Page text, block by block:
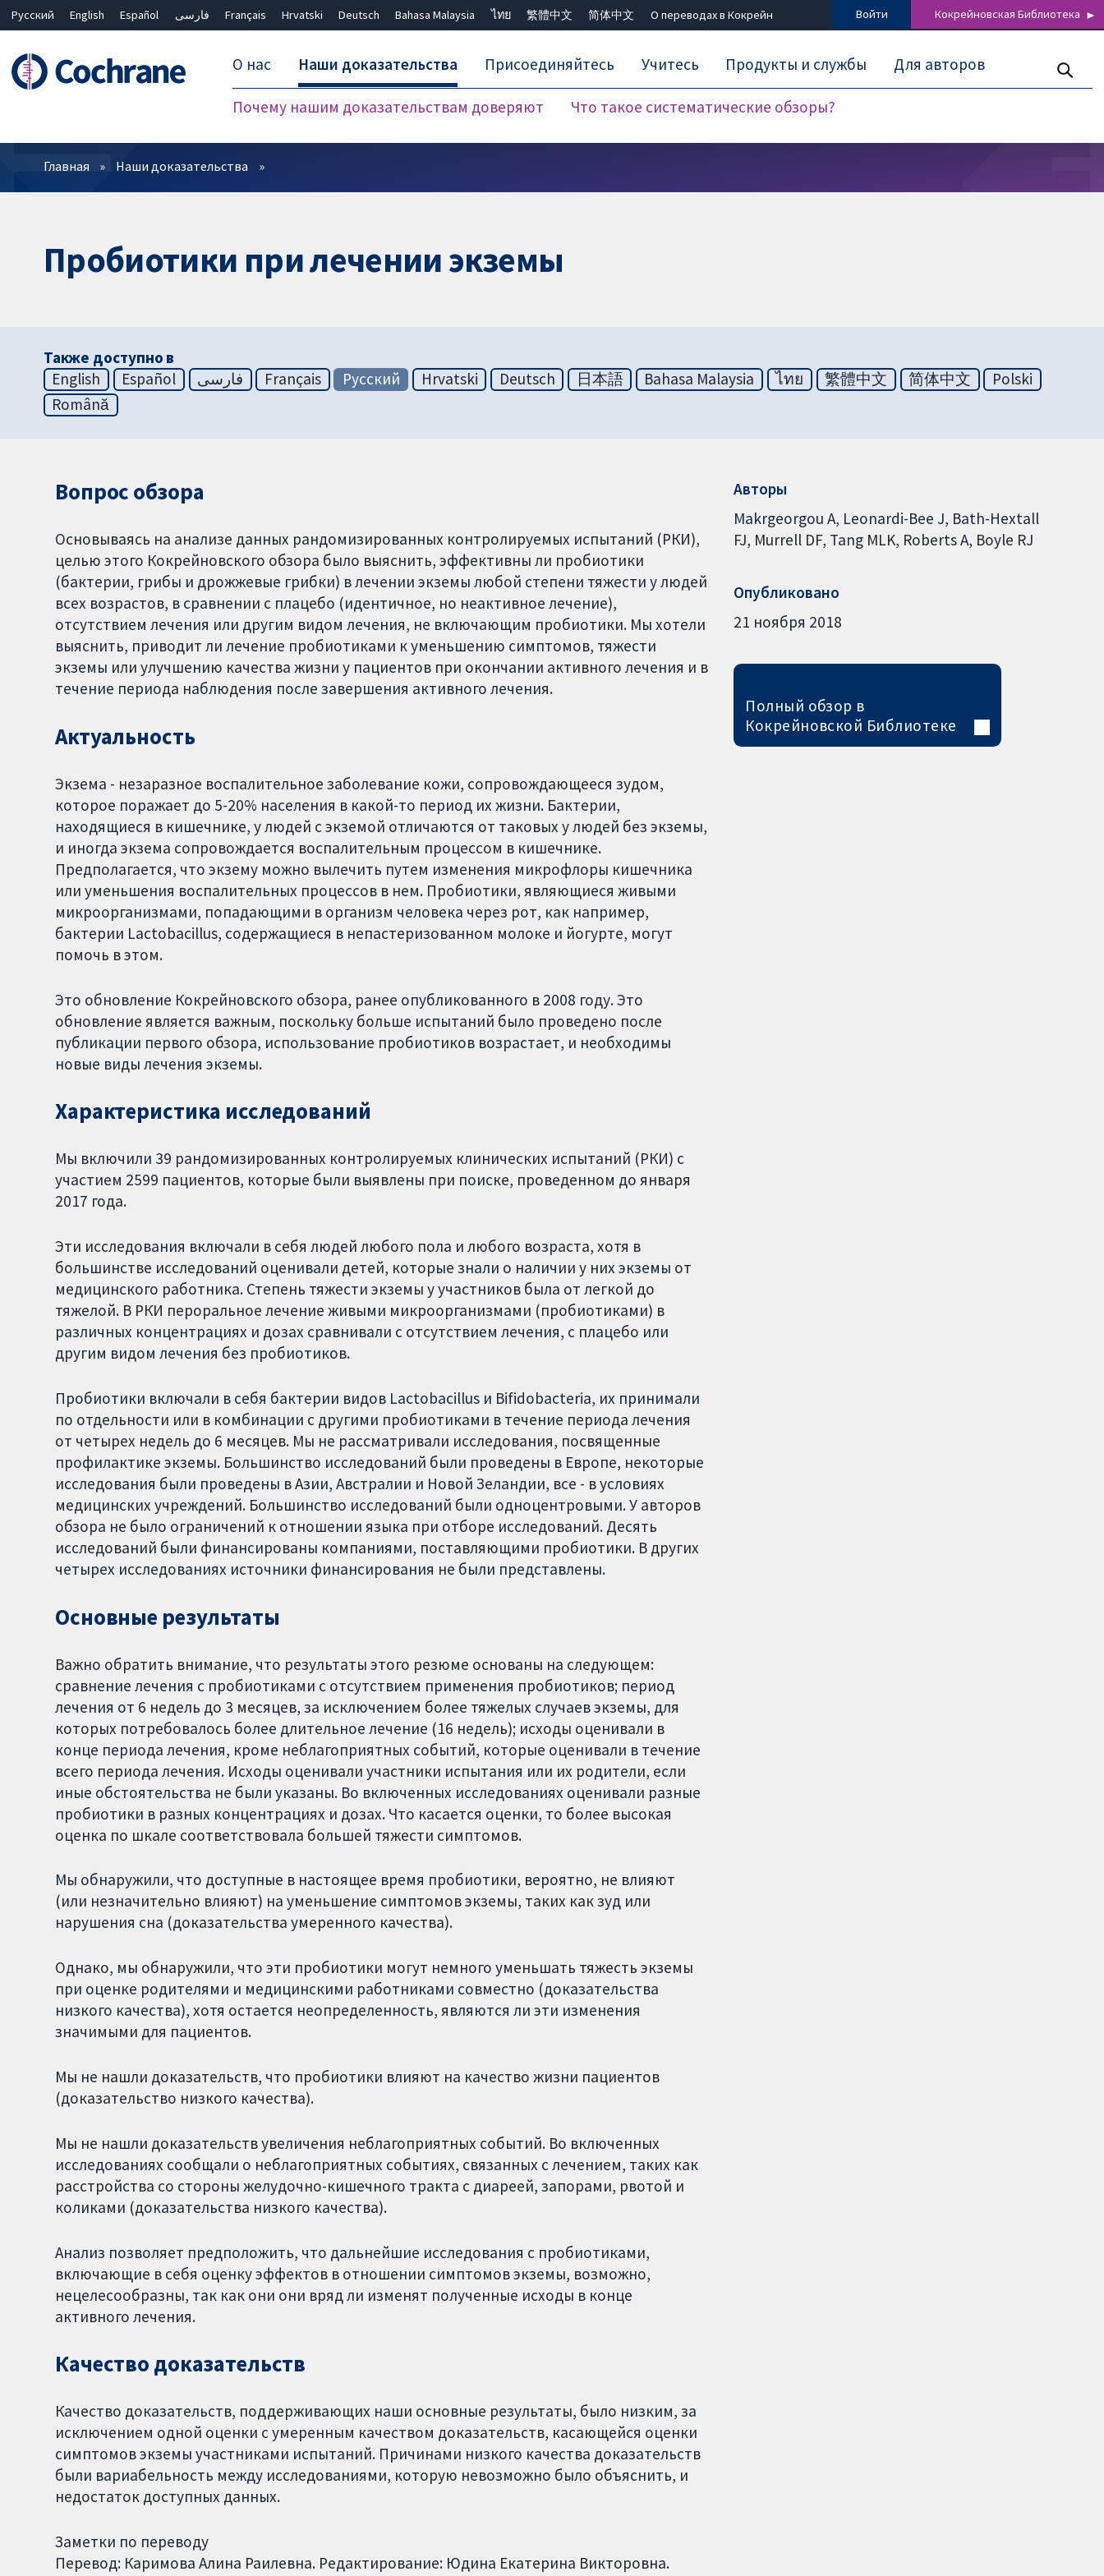
Русский English Español فارسی Français Hrvatski Deutsch Bahasa Malaysia ไทย 繁體中文 简体中文 О переводах в Кокрейн Войти Кокрейновская Библиотека
О нас Наши доказательства
Почему нашим доказательствам доверяют Что такое систематические обзоры?
Присоединяйтесь Учитесь Продукты и службы Для авторов
Фильтры
Главная Наши доказательства
Пробиотики при лечении экземы
Также доступно в
English
Español فارسی Français Русский Hrvatski Deutsch 日本語 Bahasa Malaysia ไทย 繁體中文 简体中文
Polski
Română
Вопрос обзора
Основываясь на анализе данных рандомизированных контролируемых испытаний (РКИ),
целью этого Кокрейновского обзора было выяснить, эффективны ли пробиотики
(бактерии, грибы и дрожжевые грибки) в лечении экземы любой степени тяжести у людей
всех возрастов, в сравнении с плацебо (идентичное, но неактивное лечение),
отсутствием лечения или другим видом лечения, не включающим пробиотики. Мы хотели
выяснить, приводит ли лечение пробиотиками к уменьшению симптомов, тяжести
экземы или улучшению качества жизни у пациентов при окончании активного лечения и в
течение периода наблюдения после завершения активного лечения.
Актуальность
Экзема - незаразное воспалительное заболевание кожи, сопровождающееся зудом,
которое поражает до 5-20% населения в какой-то период их жизни. Бактерии,
находящиеся в кишечнике, у людей с экземой отличаются от таковых у людей без экземы,
и иногда экзема сопровождается воспалительным процессом в кишечнике.
Предполагается, что экзему можно вылечить путем изменения микрофлоры кишечника
или уменьшения воспалительных процессов в нем. Пробиотики, являющиеся живыми
микроорганизмами, попадающими в организм человека через рот, как например,
бактерии Lactobacillus, содержащиеся в непастеризованном молоке и йогурте, могут
помочь в этом.
Это обновление Кокрейновского обзора, ранее опубликованного в 2008 году. Это
обновление является важным, поскольку больше испытаний было проведено после
публикации первого обзора, использование пробиотиков возрастает, и необходимы
новые виды лечения экземы.
Характеристика исследований
Мы включили 39 рандомизированных контролируемых клинических испытаний (РКИ) с
участием 2599 пациентов, которые были выявлены при поиске, проведенном до января
2017 года.
Эти исследования включали в себя людей любого пола и любого возраста, хотя в
большинстве исследований оценивали детей, которые знали о наличии у них экземы от
медицинского работника. Степень тяжести экземы у участников была от легкой до
тяжелой. В РКИ пероральное лечение живыми микроорганизмами (пробиотиками) в
различных концентрациях и дозах сравнивали с отсутствием лечения, с плацебо или
другим видом лечения без пробиотиков.
Пробиотики включали в себя бактерии видов Lactobacillus и Bifidobacteria, их принимали
по отдельности или в комбинации с другими пробиотиками в течение периода лечения
от четырех недель до 6 месяцев. Мы не рассматривали исследования, посвященные
профилактике экземы. Большинство исследований были проведены в Европе, некоторые
исследования были проведены в Азии, Австралии и Новой Зеландии, все - в условиях
медицинских учреждений. Большинство исследований были одноцентровыми. У авторов
обзора не было ограничений к отношении языка при отборе исследований. Десять
исследований были финансированы компаниями, поставляющими пробиотики. В других
четырех исследованиях источники финансирования не были представлены.
Основные результаты
Важно обратить внимание, что результаты этого резюме основаны на следующем:
сравнение лечения с пробиотиками с отсутствием применения пробиотиков; период
лечения от 6 недель до 3 месяцев, за исключением более тяжелых случаев экземы, для
которых потребовалось более длительное лечение (16 недель); исходы оценивали в
конце периода лечения, кроме неблагоприятных событий, которые оценивали в течение
всего периода лечения. Исходы оценивали участники испытания или их родители, если
иные обстоятельства не были указаны. Во включенных исследованиях оценивали разные
пробиотики в разных концентрациях и дозах. Что касается оценки, то более высокая
оценка по шкале соответствовала большей тяжести симптомов.
Мы обнаружили, что доступные в настоящее время пробиотики, вероятно, не влияют
(или незначительно влияют) на уменьшение симптомов экземы, таких как зуд или
нарушения сна (доказательства умеренного качества).
Однако, мы обнаружили, что эти пробиотики могут немного уменьшать тяжесть экземы
при оценке родителями и медицинскими работниками совместно (доказательства
низкого качества), хотя остается неопределенность, являются ли эти изменения
значимыми для пациентов.
Мы не нашли доказательств, что пробиотики влияют на качество жизни пациентов
(доказательство низкого качества).
Мы не нашли доказательств увеличения неблагоприятных событий. Во включенных
исследованиях сообщали о неблагоприятных событиях, связанных с лечением, таких как
расстройства со стороны желудочно-кишечного тракта с диареей, запорами, рвотой и
коликами (доказательства низкого качества).
Анализ позволяет предположить, что дальнейшие исследования с пробиотиками,
включающие в себя оценку эффектов в отношении симптомов экземы, возможно,
нецелесообразны, так как они они вряд ли изменят полученные исходы в конце
активного лечения.
Качество доказательств
Качество доказательств, поддерживающих наши основные результаты, было низким, за
исключением одной оценки с умеренным качеством доказательств, касающейся оценки
симптомов экземы участниками испытаний. Причинами низкого качества доказательств
были вариабельность между исследованиями, которую невозможно было объяснить, и
недостаток доступных данных.
Заметки по переводу
Перевод: Каримова Алина Раилевна. Редактирование: Юдина Екатерина Викторовна.
Авторы
Makrgeorgou A Leonardi-Bee J Bath-Hextall
FJ Murrell DF Tang MLK Roberts A Boyle RJ
Опубликовано
21 ноября 2018
Полный обзор в
Кокрейновской Библиотеке